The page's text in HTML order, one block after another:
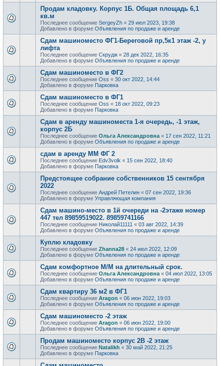
Продам кладовку. Корпус 1Б. Общая площадь 6,1
кв.м
Последнее сообщение SergeyZh « 29 июл 2023, 19:38
Добавлено в форуме Объявления по продаже и аренде
Сдам машиноместо ФГ1-Береговой пр,5к1 этаж -2, у
лифта
Последнее сообщение Скрудж « 28 дек 2022, 16:35
Добавлено в форуме Объявления по продаже и аренде
Сдам машиноместо в ФГ2
Последнее сообщение Oss « 30 окт 2022, 14:44
Добавлено в форуме Парковка
Сдам машиноместо в ФГ1
Последнее сообщение Oss « 18 окт 2022, 09:23
Добавлено в форуме Парковка
Сдам в аренду машиноместа 1-я очередь, -1 этаж,
корпус 2Б
Последнее сообщение Ольга Александровна « 17 сен 2022, 11:21
Добавлено в форуме Объявления по продаже и аренде
сдам в аренду ММ ФГ 2
Последнее сообщение Edv3volk « 15 сен 2022, 18:40
Добавлено в форуме Парковка
Предстоящее собрание собственников 15 сентября
2022
Последнее сообщение Андрей Петелин « 07 сен 2022, 19:36
Добавлено в форуме Управляющая компания
Сдам машино-место в 1й очереди на -2этаже номер
447 тел 89859519022. 89859741166
Последнее сообщение Николай11111 « 03 авг 2022, 14:39
Добавлено в форуме Объявления по продаже и аренде
Куплю кладовку
Последнее сообщение Zhanna28 « 24 июл 2022, 12:09
Добавлено в форуме Объявления по продаже и аренде
Сдам комфортное М/М на длительный срок.
Последнее сообщение Ольга Александровна « 04 июл 2022, 13:05
Добавлено в форуме Объявления по продаже и аренде
Сдам квартиру 36 м2 в ФГ1
Последнее сообщение Aragon « 06 июн 2022, 19:03
Добавлено в форуме Объявления по продаже и аренде
Сдам машиноместо -2 этаж
Последнее сообщение Aragon « 06 июн 2022, 19:00
Добавлено в форуме Объявления по продаже и аренде
Продам машиноместо корпус 2В -2 этаж
Последнее сообщение Natalikh « 30 май 2022, 21:25
Добавлено в форуме Парковка